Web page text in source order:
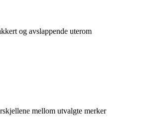
og avslappende uterom
mellom utvalgte merker